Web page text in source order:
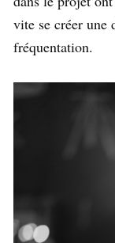
vite se créer une
fréquentation.